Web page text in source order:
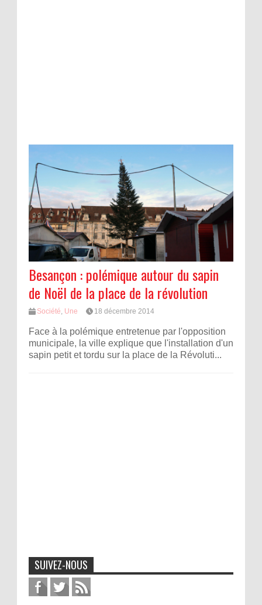
Besançon : polémique autour du sapin
de Noël de la place de la révolution
Société, Une 18 décembre 2014
Face à la polémique entretenue par l'opposition
municipale, la ville explique que l'installation d'un
sapin petit et tordu sur la place de la Révoluti...
SUIVEZ-NOUS